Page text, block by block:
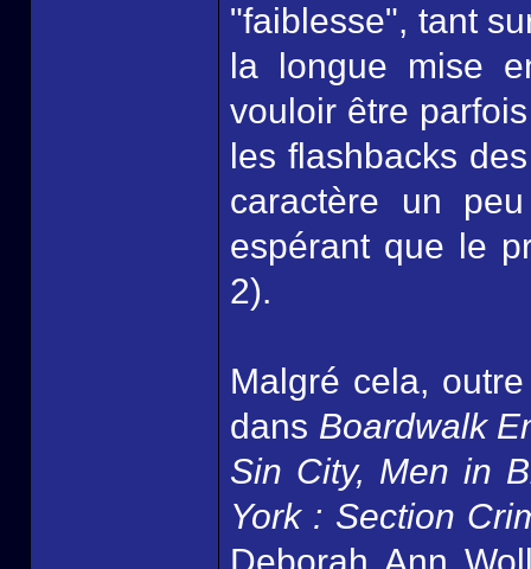
"faiblesse", tant
la longue mise
vouloir être
les flashbacks
caractère un
espérant que le
2).
Malgré cela,
dans Boardwalk
Sin City, Men in
York : Section